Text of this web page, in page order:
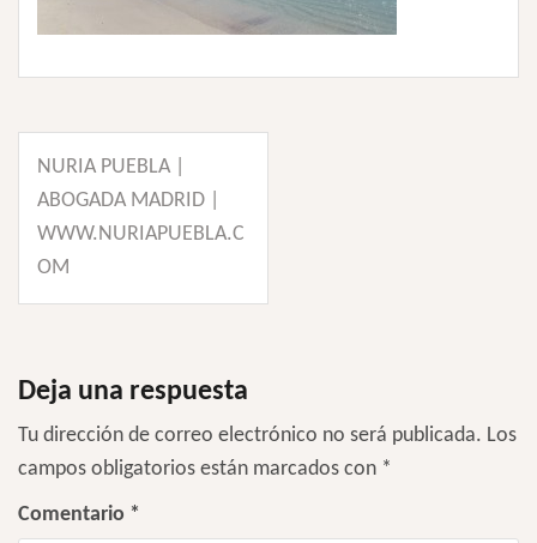
Navegación
de
entradas
NURIA PUEBLA |
ABOGADA MADRID |
WWW.NURIAPUEBLA.C
OM
Deja una respuesta
Tu dirección de correo electrónico no será publicada. Los
campos obligatorios están marcados con *
Comentario *